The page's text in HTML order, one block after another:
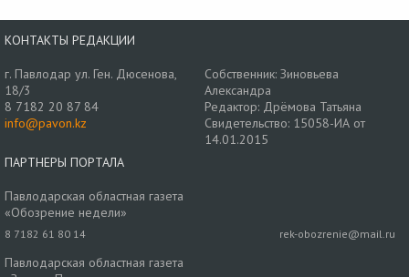
КОНТАКТЫ РЕДАКЦИИ
г. Павлодар ул. Ген. Дюсенова,
18/3
8 7182 20 87 84
info@pavon.kz
Собственник: Зиновьева
Александра
Редактор: Дрёмова Татьяна
Свидетельство: 15058-ИА от
14.01.2015
ПАРТНЕРЫ ПОРТАЛА
Павлодарская областная газета
«Обозрение недели»
8 7182 61 80 14 rek-obozrenie@mail.ru
Павлодарская областная газета